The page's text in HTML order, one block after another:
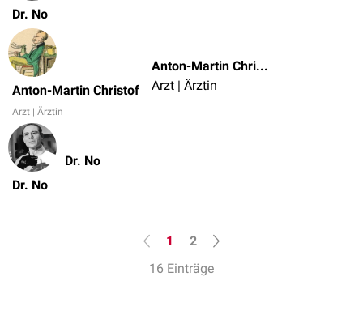
Dr. No
Anton-Martin Christof
Arzt | Ärztin
Anton-Martin Christof
Arzt | Ärztin
Dr. No
Dr. No
1
2
16 Einträge